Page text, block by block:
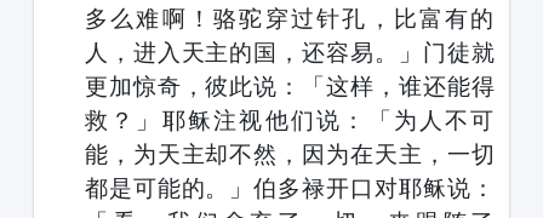
多么难啊！骆驼穿过针孔，比富有的
人，进入天主的国，还容易。」门徒就
更加惊奇，彼此说：「这样，谁还能得
救？」耶稣注视他们说：「为人不可
能，为天主却不然，因为在天主，一切
都是可能的。」伯多禄开口对耶稣说：